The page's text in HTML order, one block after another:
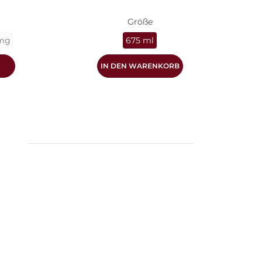
Größe
675 ml
IN DEN WARENKORB